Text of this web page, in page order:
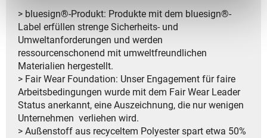
> bluesign®-Produkt: Produkte mit dem bluesign®-
Label erfüllen strenge Sicherheits- und
Umweltanforderungen und werden
ressourcenschonend mit umweltfreundlichen
Materialien hergestellt.
> Fair Wear Foundation: Unser Engagement für faire
Arbeitsbedingungen wurde mit dem Fair Wear Leader
Status anerkannt, eine Auszeichnung, die nur wenigen
Unternehmen verliehen wird.
> Außenstoff aus recyceltem Polyester spart etwa 50%